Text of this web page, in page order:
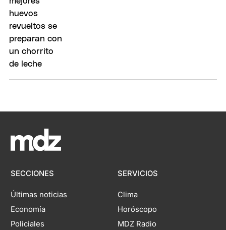
SECCIONES
Últimas noticias
Economía
Policiales
SERVICIOS
Clima
Horóscopo
MDZ Radio